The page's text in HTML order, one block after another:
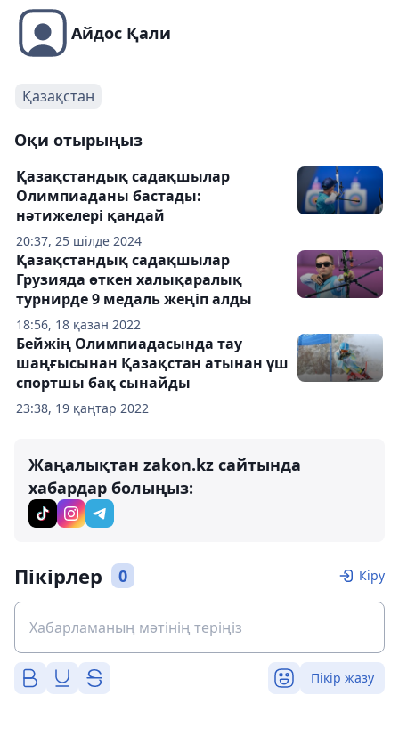
Айдос Қали
Қазақстан
Оқи отырыңыз
20:37, 25 шілде 2024
Қазақстандық садақшылар
Олимпиаданы бастады:
нәтижелері қандай
18:56, 18 қазан 2022
Қазақстандық садақшылар
Грузияда өткен халықаралық
турнирде 9 медаль жеңіп алды
23:38, 19 қаңтар 2022
Бейжің Олимпиадасында тау
шаңғысынан Қазақстан атынан үш
спортшы бақ сынайды
Жаңалықтан zakon.kz сайтында
хабардар болыңыз:
Пікірлер 0 Кіру
Пікір жазу